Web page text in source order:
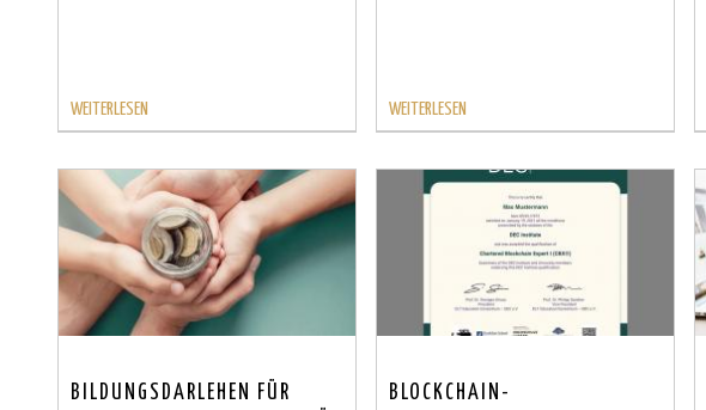
WEITERLESEN WEITERLESEN
BILDUNGSDARLEHEN FÜR
BLOCKCHAIN-